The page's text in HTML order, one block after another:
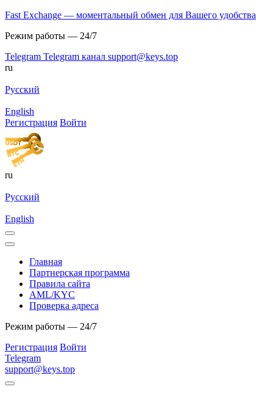
Fast Exchange — моментальный обмен для Вашего удобства
Режим работы — 24/7
Telegram Telegram канал support@keys.top
ru
Русский
English
Регистрация Войти
ru
Русский
English
Главная
Партнерская программа
Правила сайта
AML/KYC
Проверка адреса
Режим работы — 24/7
Регистрация Войти
Telegram
support@keys.top